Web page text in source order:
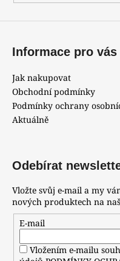
Informace pro vás
Jak nakupovat
Obchodní podmínky
Podmínky ochrany
Aktuálně
Odebírat
Vložte svůj e-mail a my
nových produktech na
E-mail
Vložením e-mailu